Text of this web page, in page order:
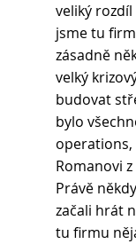
veliký
jsme tu
zásadně
velký
budovat
bylo
operations,
Romanovi
Právě
začali hrát
tu firmu